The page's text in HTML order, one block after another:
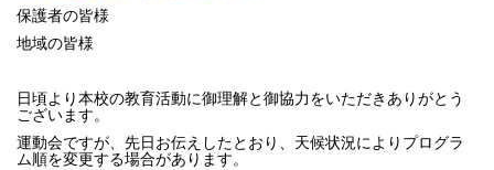
保護者の皆様
地域の皆様
日頃より本校の教育活動に御理解と御協力をいただきありがとう
ございます。
運動会ですが、先日お伝えしたとおり、天候状況によりプログラ
ム順を変更する場合があります。